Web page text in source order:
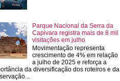
Parque Nacional da Serra da
Capivara registra mais de 8 mil
visitações em julho
Movimentação representa
crescimento de 4% em relação
a julho de 2025 e reforça a
da diversificação dos roteiros e da